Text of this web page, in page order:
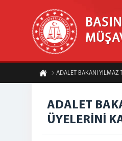
ADALET BAKANI YILMAZ
ADALET
ÜYELERİNİ